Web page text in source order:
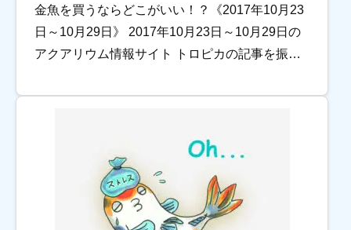
金魚を買うならどこがいい！？《2017年10月23
日～10月29日》 2017年10月23日～10月29日の
アクアリウム情報サイト トロピカの記事を振り
り方~レイアウト植物編~ […]